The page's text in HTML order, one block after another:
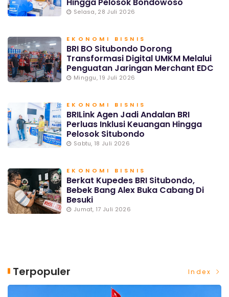
Hingga Pelosok Bondowoso
Selasa, 28 Juli 2026
EKONOMI BISNIS
BRI BO Situbondo Dorong
Transformasi Digital UMKM Melalui
Penguatan Jaringan Merchant EDC
Minggu, 19 Juli 2026
EKONOMI BISNIS
BRILink Agen Jadi Andalan BRI
Perluas Inklusi Keuangan Hingga
Pelosok Situbondo
Sabtu, 18 Juli 2026
EKONOMI BISNIS
Berkat Kupedes BRI Situbondo,
Bebek Bang Alex Buka Cabang Di
Besuki
Jumat, 17 Juli 2026
Terpopuler Index